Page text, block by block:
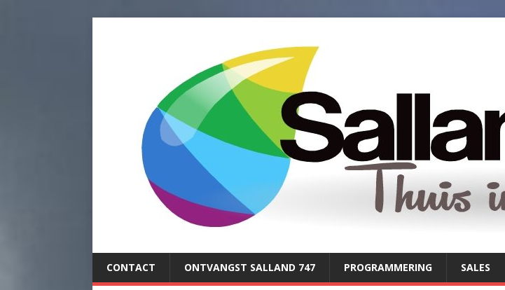
CONTACT ONTVANGST SALLAND 747 PROGRAMMERING SALES